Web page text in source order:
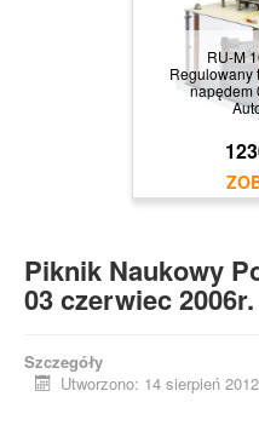
RU-M
Regulowany
napędem
Piknik Naukowy
03 czerwiec 2006r.
Szczegóły
Utworzono: 14 sierpień 2012